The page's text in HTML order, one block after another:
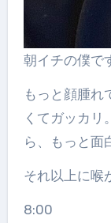
朝イチの僕で
もっと顔腫れ
くてガッカリ
ら、もっと面
それ以上に喉
8:00